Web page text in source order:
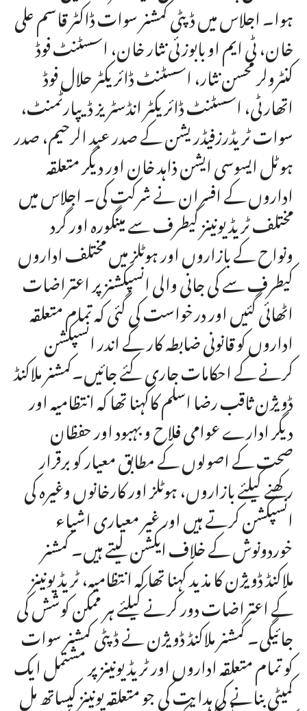
ہوا۔ اجلاس میں ڈپٹی کمشنر سوات ڈاکٹر قاسم علی
خان، ٹی ایم او بابوزئی نثار خان، اسسٹنٹ فوڈ
کنٹرولر محسن نثار، اسسٹنٹ ڈائریکٹر حلال فوڈ
اتھارٹی، اسسٹنٹ ڈائریکٹر انڈسٹریز ڈیپارٹمنٹ،
سوات ٹریڈرزفیڈریشن کے صدر عبد الرحیم، صدر
ہوٹل ایسوسی ایشن ذاہد خان اور دیگر متعلقہ
اداروں کے افسران نے شرکت کی۔ اجلاس میں
مختلف ٹریڈ یونینز کیطرف سے مینگورہ اور گرد
ونواح کے بازاروں اور ہوٹلز میں مختلف اداروں
کیطرف سے کی جانی والی انسپکشنز پر اعتراضات
اٹھائی گئیں اور درخواست کی گئی کہ تمام متعلقہ
اداروں کو قانونی ضابطہ کار کے اندر انسپکشن
کرنے کے احکامات جاری کئے جائیں۔کمشنر ملاکنڈ
ڈویژن ثاقب رضا اسلم کاکہنا تھا کہ انتظامیہ اور
دیگر ادارے عوامی فلاح و بہبود اور حفظان
صحت کے اصولوں کے مطابق معیار کو برقرار
رکھنے کیلئے بازاروں، ہوٹلز اور کارخانوں وغیرہ کی
انسپکشن کرتے ہیں اور غیر معیاری اشیاء
خوردونوش کے خلاف ایکشن لیتے ہیں۔ کمشنر
ملاکنڈ ڈویژن کا مذید کہنا تھا کہ انتظامیہ، ٹریڈ یونینز
کے اعتراضات دور کرنے کیلئے ہر ممکن کوشش کی
جائیگی۔ کمشنر ملاکنڈ ڈویژن نے ڈپٹی کمشنر سوات
کو تمام متعلقہ اداروں اور ٹریڈ یونینز پر مشتمل ایک
کمیٹی بنانے کی ہدایت کی جو متعلقہ یونینز کیساتھ مل